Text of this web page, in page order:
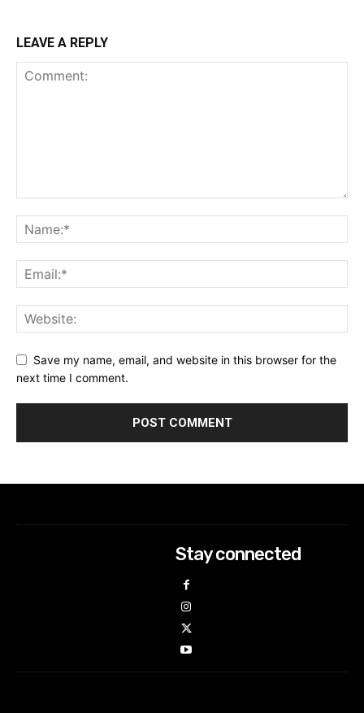
LEAVE A REPLY
Save my name, email, and website in this browser for the
next time I comment.
Stay connected